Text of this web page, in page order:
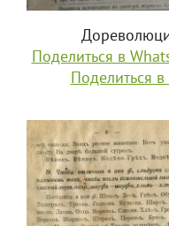
Поделиться в
Поделиться